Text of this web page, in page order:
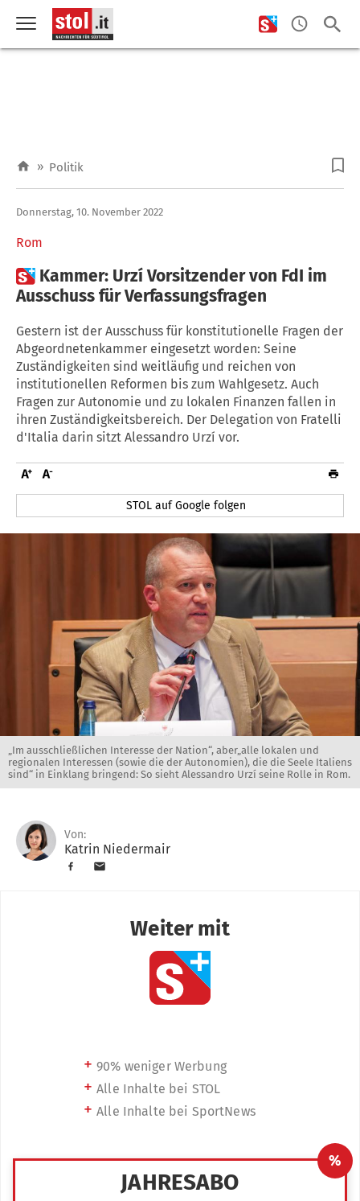
» Politik
Rom
Donnerstag, 10. November 2022
 Kammer: Urzí Vorsitzender von FdI im
Ausschuss für Verfassungsfragen
Gestern ist der Ausschuss für konstitutionelle Fragen der
Abgeordnetenkammer eingesetzt worden: Seine
Zuständigkeiten sind weitläufig und reichen von
institutionellen Reformen bis zum Wahlgesetz. Auch
Fragen zur Autonomie und zu lokalen Finanzen fallen in
ihren Zuständigkeitsbereich. Der Delegation von Fratelli
d'Italia darin sitzt Alessandro Urzí vor.
STOL auf Google folgen
„Im ausschließlichen Interesse der Nation“, aber„alle lokalen und
regionalen Interessen (sowie die der Autonomien), die die Seele Italiens
sind“ in Einklang bringend: So sieht Alessandro Urzí seine Rolle in Rom.
Von:
Katrin Niedermair